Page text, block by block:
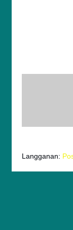
Langganan: